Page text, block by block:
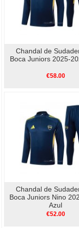
Chandal de
Boca Juniors 2025-
€58.00
Chandal de
Boca Juniors Nino
Azul
€52.00